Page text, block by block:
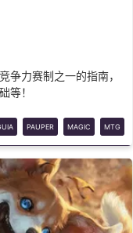
争力赛制之一的指南，
等！
PAUPER MAGIC MTG